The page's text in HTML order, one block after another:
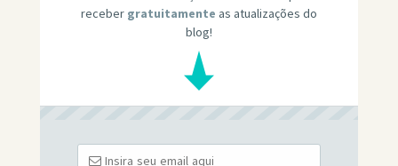
receber gratuitamente as atualizações do
blog!